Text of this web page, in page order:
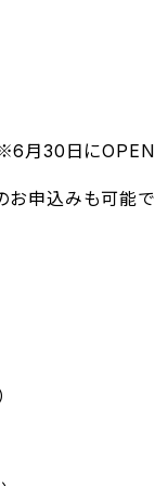
月30日に
お申込みも可能で